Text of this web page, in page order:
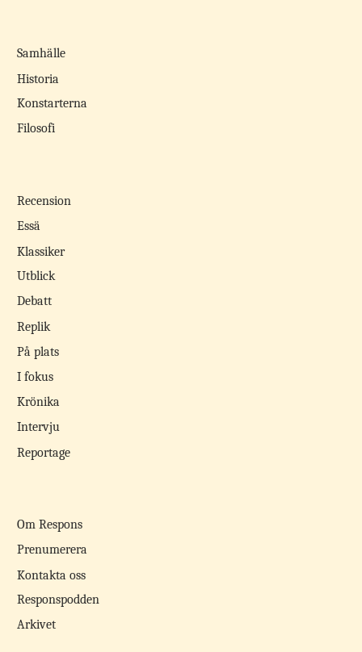
Samhälle
Historia
Konstarterna
Filosofi
Recension
Essä
Klassiker
Utblick
Debatt
Replik
På plats
I fokus
Krönika
Intervju
Reportage
Om Respons
Prenumerera
Kontakta oss
Responspodden
Arkivet